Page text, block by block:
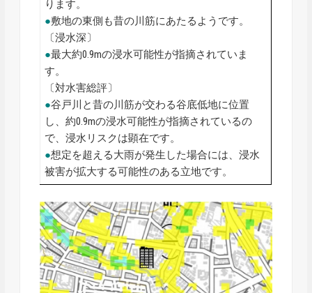
ります。
●敷地の東側も昔の川筋にあたるようです。
〔浸水深〕
●最大約0.9mの浸水可能性が指摘されていま
す。
〔対水害総評〕
●谷戸川と昔の川筋が交わる谷底低地に位置
し、約0.9mの浸水可能性が指摘されているの
で、浸水リスクは顕在です。
●想定を超える大雨が発生した場合には、浸水
被害が拡大する可能性のある立地です。